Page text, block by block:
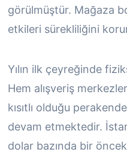
görülmüştür. Mağaza
etkileri sürekliliğini
Yılın ilk çeyreğinde
Hem alışveriş
kısıtlı olduğu
devam etmektedir.
dolar bazında bir